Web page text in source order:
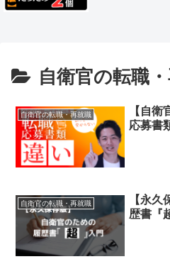
自衛官の転職
自衛官の転職・再就職
【自
応募書
自衛官の転職・再就職
【永
歴書『